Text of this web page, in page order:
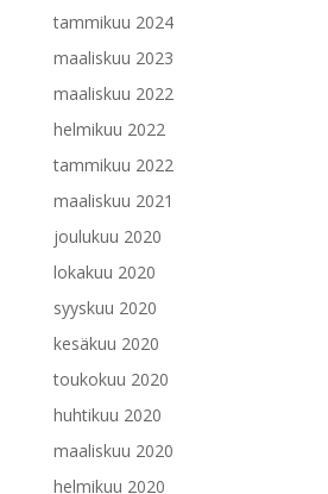
tammikuu 2024
maaliskuu 2023
maaliskuu 2022
helmikuu 2022
tammikuu 2022
maaliskuu 2021
joulukuu 2020
lokakuu 2020
syyskuu 2020
kesäkuu 2020
toukokuu 2020
huhtikuu 2020
maaliskuu 2020
helmikuu 2020